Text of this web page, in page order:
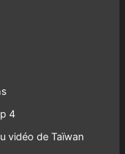
4
vidéo de Taïwan